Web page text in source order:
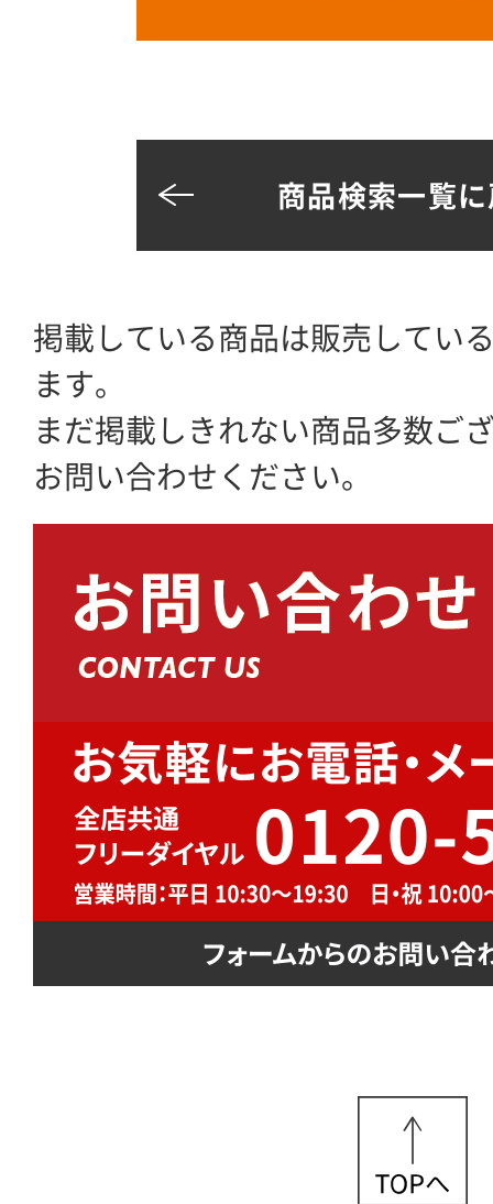
商品検索一覧
掲載している商品は販売してい
ます。
まだ掲載しきれない商品多数ご
お問い合わせください。